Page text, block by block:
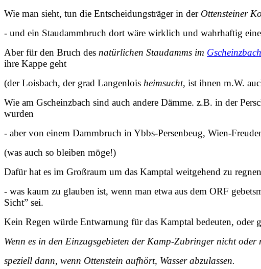
Wie man sieht, tun die Entscheidungsträger in der Ottensteiner
- und ein Staudammbruch dort wäre wirklich und wahrhaftig
Aber für den Bruch des natürlichen Staudamms im Gscheinzbach
ihre Kappe geht
(der Loisbach, der grad Langenlois heimsucht, ist ihnen m.W.
Wie am Gscheinzbach sind auch andere Dämme. z.B. in der
wurden
- aber von einem Dammbruch in Ybbs-Persenbeug, Wien-
(was auch so bleiben möge!)
Dafür hat es im Großraum um das Kamptal weitgehend zu
- was kaum zu glauben ist, wenn man etwa aus dem ORF
Sicht” sei.
Kein Regen würde Entwarnung für das Kamptal bedeuten, oder
Wenn es in den Einzugsgebieten der Kamp-Zubringer nicht
speziell dann, wenn Ottenstein aufhört, Wasser abzulassen.